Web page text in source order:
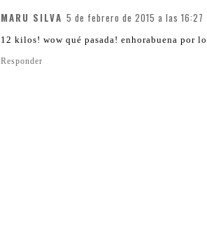
MARU SILVA 5 de febrero de 2015 a las 16:27
12 kilos! wow qué pasada! enhorabuena por
Responder